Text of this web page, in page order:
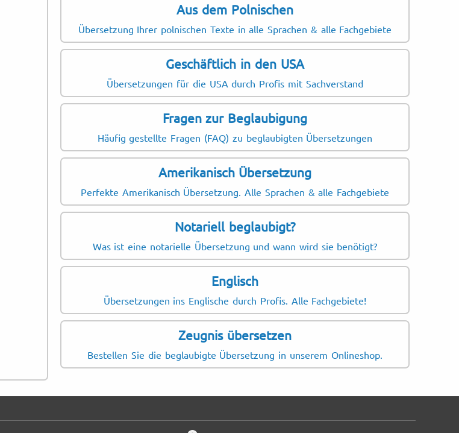
Aus dem Polnischen
Übersetzung Ihrer polnischen Texte in alle Sprachen & alle Fachgebiete
Geschäftlich in den USA
Übersetzungen für die USA durch Profis mit Sachverstand
Fragen zur Beglaubigung
Häufig gestellte Fragen (FAQ) zu beglaubigten Übersetzungen
Amerikanisch Übersetzung
Perfekte Amerikanisch Übersetzung. Alle Sprachen & alle Fachgebiete
Notariell beglaubigt?
Was ist eine notarielle Übersetzung und wann wird sie benötigt?
Englisch
Übersetzungen ins Englische durch Profis. Alle Fachgebiete!
Zeugnis übersetzen
Bestellen Sie die beglaubigte Übersetzung in unserem Onlineshop.